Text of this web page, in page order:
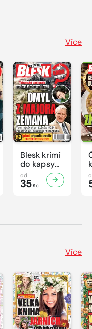
ale také alkoholu a
i někteří dnešní
let a sledujte
Více
Blesk krimi
do kapsy
č.5/2026
od
35Kč
Více